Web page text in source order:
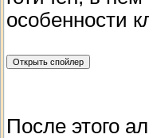
особенности
После этого